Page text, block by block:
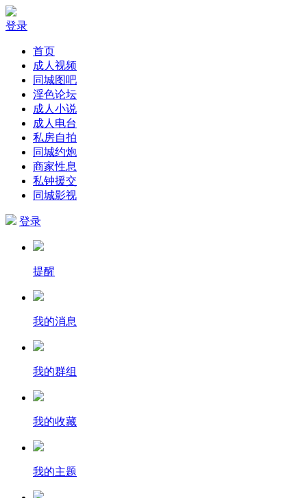
登录
首页
成人视频
同城图吧
淫色论坛
成人小说
成人电台
私房自拍
同城约炮
商家性息
私钟援交
同城影视
登录
提醒
我的消息
我的群组
我的收藏
我的主题